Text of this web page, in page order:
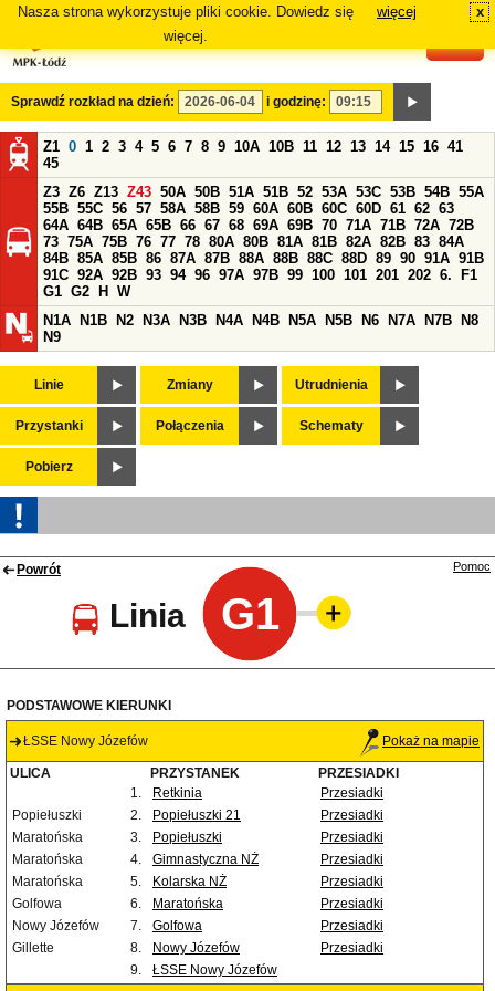
Nasza strona wykorzystuje pliki cookie. Dowiedz się
więcej.
więcej x
Sprawdź rozkład na dzień: i godzinę:
Z1 0 1 2 3 4 5 6 7 8 9 10A 10B 11 12 13 14 15 16 41
45
Z3 Z6 Z13 Z43 50A 50B 51A 51B 52 53A 53C 53B 54B 55A
55B 55C 56 57 58A 58B 59 60A 60B 60C 60D 61 62 63
64A 64B 65A 65B 66 67 68 69A 69B 70 71A 71B 72A 72B
73 75A 75B 76 77 78 80A 80B 81A 81B 82A 82B 83 84A
84B 85A 85B 86 87A 87B 88A 88B 88C 88D 89 90 91A 91B
91C 92A 92B 93 94 96 97A 97B 99 100 101 201 202 6.
F1
G1 G2 H
W
N1A
N1B N2 N3A N3B N4A N4B N5A N5B N6 N7A N7B
N8
N9
Linie Zmiany Utrudnienia
Przystanki Połączenia Schematy
Pobierz
Powrót
Linia G1
Pomoc
PODSTAWOWE KIERUNKI
ŁSSE Nowy Józefów Pokaż na mapie
ULICA PRZYSTANEK
PRZESIADKI
1.
Retkinia
Przesiadki
Popiełuszki
2. Popiełuszki 21
Przesiadki
Maratońska
3. Popiełuszki
Przesiadki
Maratońska
4. Gimnastyczna NŻ
Przesiadki
Maratońska
5. Kolarska NŻ
Przesiadki
Golfowa
6. Maratońska
Przesiadki
Nowy Józefów
7. Golfowa
Przesiadki
Gillette
8. Nowy Józefów
Przesiadki
9.
ŁSSE Nowy Józefów